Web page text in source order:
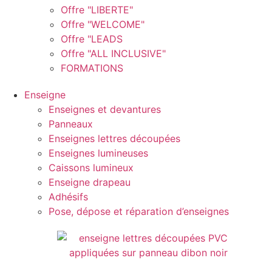
Offre "LIBERTE"
Offre "WELCOME"
Offre "LEADS
Offre "ALL INCLUSIVE"
FORMATIONS
Enseigne
Enseignes et devantures
Panneaux
Enseignes lettres découpées
Enseignes lumineuses
Caissons lumineux
Enseigne drapeau
Adhésifs
Pose, dépose et réparation d’enseignes